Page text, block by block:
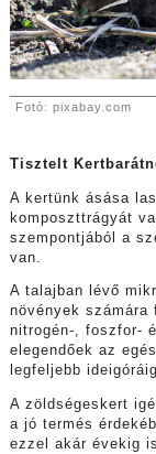
Fotó: pixabay.com
Tisztelt
A kertünk ásása
komposzttrágyát
szempontjából a
van.
A talajban lévő
növények
nitrogén-, foszfor-
elegendőek az
legfeljebb
A zöldségeskert
a jó termés
ezzel akár évekig